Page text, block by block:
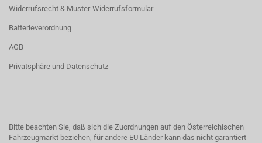
Widerrufsrecht & Muster-Widerrufsformular
Batterieverordnung
AGB
Privatsphäre und Datenschutz
Bitte beachten Sie, daß sich die Zuordnungen auf den Österreichischen
Fahrzeugmarkt beziehen, für andere EU Länder kann das nicht garantiert